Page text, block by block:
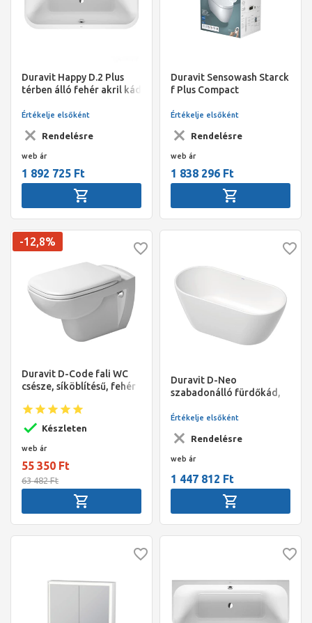
Duravit Happy D.2 Plus
térben álló fehér akril kád
előlappal, állvánnyal,
Rendelésre
Értékelje elsőként
web ár
1 892 725 Ft
Duravit Sensowash Starck
f Plus Compact
mélyöblítésű,
HygieneGlaze bevonat
Rendelésre
Értékelje elsőként
web ár
1 838 296 Ft
Duravit D-Code fali WC
csésze, síköblítésű, fehér
-12,8%
Készleten
web ár
55 350 Ft
63 482 Ft
Duravit D-Neo
szabadonálló fürdőkád,
DuraSolid, 1600x750mm,
Rendelésre
Értékelje elsőként
web ár
1 447 812 Ft